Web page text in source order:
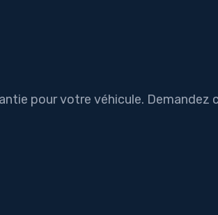
pour votre véhicule. Demandez